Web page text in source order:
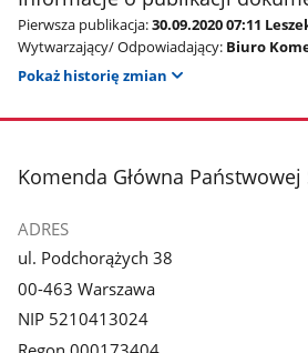
Pierwsza publikacja:30.09.2020 07:11
Wytwarzający/ Odpowiadający: Biuro
Pokaż historię zmian
stopka
Komenda Główna Państwowej
ADRES
ul. Podchorążych 38
00-463 Warszawa
NIP 5210413024